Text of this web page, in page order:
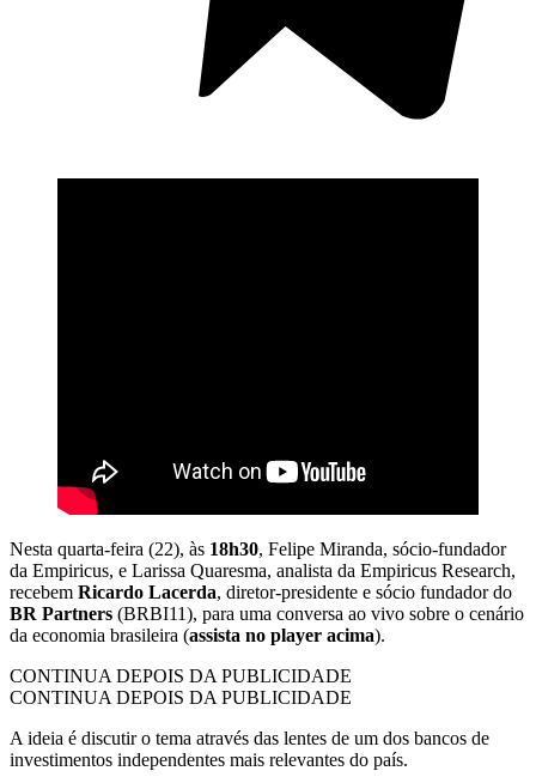
Nesta quarta-feira (22), às 18h30, Felipe Miranda, sócio-fundador
da Empiricus, e Larissa Quaresma, analista da Empiricus Research,
recebem Ricardo Lacerda, diretor-presidente e sócio fundador do
BR Partners (BRBI11), para uma conversa ao vivo sobre o cenário
da economia brasileira (assista no player acima).
CONTINUA DEPOIS DA PUBLICIDADE
CONTINUA DEPOIS DA PUBLICIDADE
A ideia é discutir o tema através das lentes de um dos bancos de
investimentos independentes mais relevantes do país.